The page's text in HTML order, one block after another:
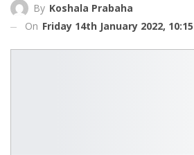
By Koshala Prabaha
On Friday 14th January 2022,